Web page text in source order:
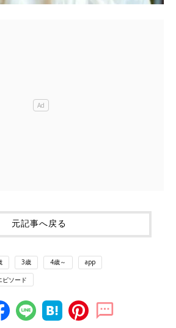
元記事へ戻る
3歳 4歳～ app
ピソード